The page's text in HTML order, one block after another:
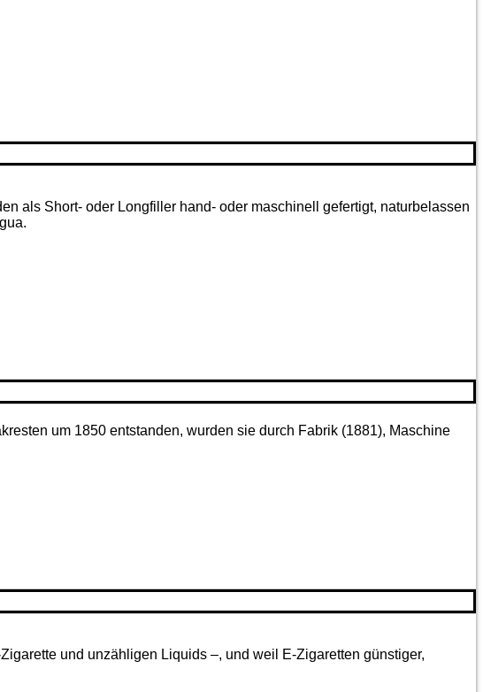
als Short- oder Longfiller hand- oder maschinell gefertigt, naturbelassen
um 1850 entstanden, wurden sie durch Fabrik (1881), Maschine
und unzähligen Liquids –, und weil E-Zigaretten günstiger,